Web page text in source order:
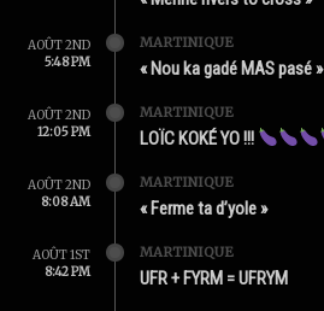
AOÛT 2ND
5:48 PM
MARTINIQUE
« Nou ka gadé MAS pasé »
AOÛT 2ND
12:05 PM
MARTINIQUE
LOÏC KOKÉ YO !!!
AOÛT 2ND
8:08 AM
MARTINIQUE
« Ferme ta d’yole »
AOÛT 1ST
8:42 PM
MARTINIQUE
UFR + FYRM = UFRYM